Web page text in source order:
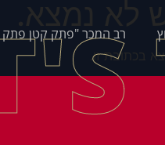
רב המכר "פתק קטן פתק
לא נמצא.
בכתובת זו.